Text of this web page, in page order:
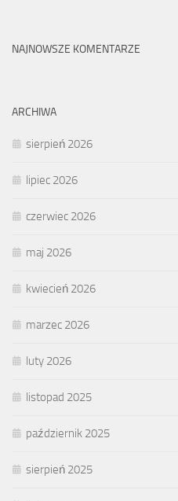
NAJNOWSZE KOMENTARZE
ARCHIWA
sierpień 2026
lipiec 2026
czerwiec 2026
maj 2026
kwiecień 2026
marzec 2026
luty 2026
listopad 2025
październik 2025
sierpień 2025